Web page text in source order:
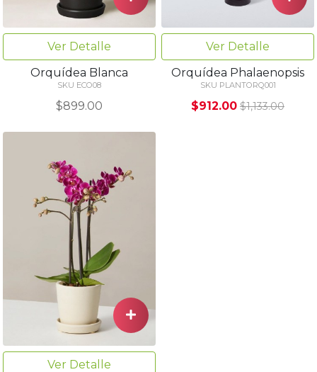
Ver Detalle
Orquídea Blanca
SKU ECO08
$899.00
Ver Detalle
Orquídea Phalaenopsis
SKU PLANTORQ001
$912.00 $1,133.00
Ver Detalle